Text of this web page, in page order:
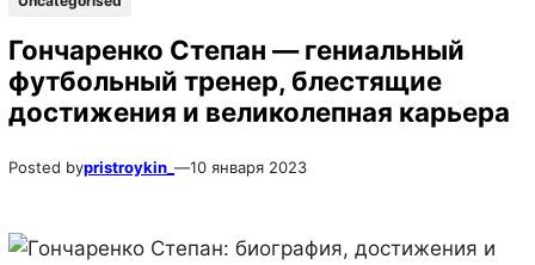
Гончаренко Степан — гениальный
футбольный тренер, блестящие
достижения и великолепная карьера
Posted bypristroykin_ —10 января 2023